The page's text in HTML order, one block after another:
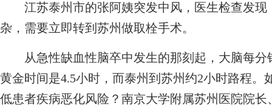
江苏泰州市的张阿姨突发中风，医生检查发现
杂，需要立即转到苏州做取栓手术。
从急性缺血性脑卒中发生的那刻起，大脑每分
黄金时间是4.5小时，而泰州到苏州约2小时路程
低患者疾病恶化风险？南京大学附属苏州医院院